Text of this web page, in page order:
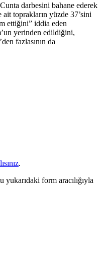
darbesini bahane ederek
toprakların yüzde 37’sini
ettiğini” iddia eden
yerinden edildiğini,
fazlasının da
.
form aracılığıyla